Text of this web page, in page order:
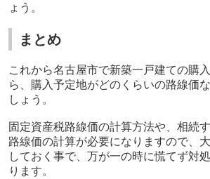
ょう。
まとめ
これから名古屋市で新築一戸建ての購
ら、購入予定地がどのくらいの路線価
しょう。
固定資産税路線価の計算方法や、相続
路線価の計算が必要になりますので、
しておく事で、万が一の時に慌てず対
ります。